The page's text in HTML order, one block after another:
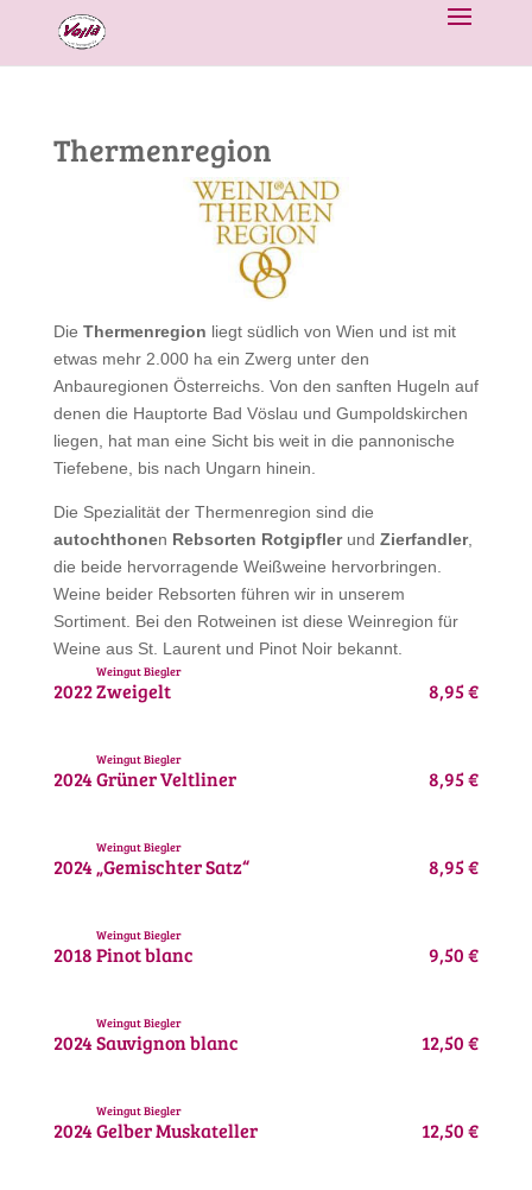
Thermenregion
Die Thermenregion liegt südlich von Wien und ist mit
etwas mehr 2.000 ha ein Zwerg unter den
Anbauregionen Österreichs. Von den sanften Hugeln auf
denen die Hauptorte Bad Vöslau und Gumpoldskirchen
liegen, hat man eine Sicht bis weit in die pannonische
Tiefebene, bis nach Ungarn hinein.
Die Spezialität der Thermenregion sind die
autochthonen Rebsorten Rotgipfler und Zierfandler,
die beide hervorragende Weißweine hervorbringen.
Weine beider Rebsorten führen wir in unserem
Sortiment. Bei den Rotweinen ist diese Weinregion für
Weine aus St. Laurent und Pinot Noir bekannt.
2022
Weingut Biegler
Zweigelt 8,95 €
2024
Weingut Biegler
Grüner Veltliner 8,95 €
2024
Weingut Biegler
„Gemischter Satz“ 8,95 €
2018
Weingut Biegler
Pinot blanc 9,50 €
2024
Weingut Biegler
Sauvignon blanc 12,50 €
2024
Weingut Biegler
Gelber Muskateller 12,50 €